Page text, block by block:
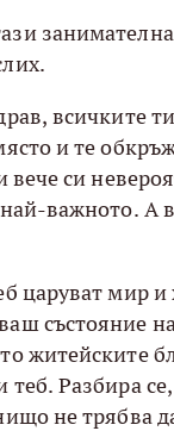
всичките
и те
вече си
важното. А
царуват мир
състояние
житейските
Разбира
не трябва